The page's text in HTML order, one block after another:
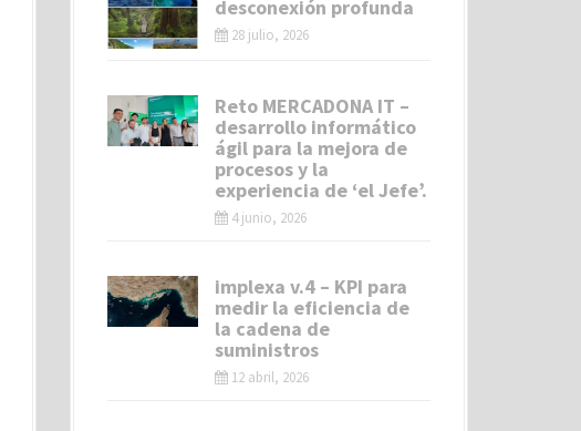
desconexión profunda
28 julio, 2026
Reto MERCADONA IT –
desarrollo informático
ágil para la mejora de
procesos y la
experiencia de ‘el Jefe’.
4 junio, 2026
implexa v.4 – KPI para
medir la eficiencia de
la cadena de
suministros
12 abril, 2026